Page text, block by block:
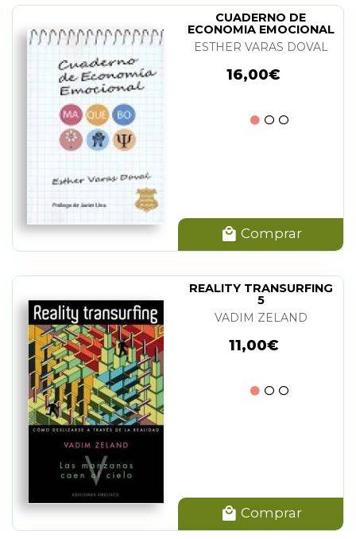
CUADERNO DE
ECONOMIA EMOCIONAL
ESTHER VARAS DOVAL
16,00€
Comprar
REALITY TRANSURFING
5
VADIM ZELAND
11,00€
Comprar